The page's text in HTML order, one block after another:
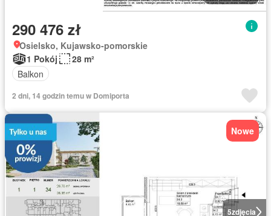
290 476 zł
Osielsko, Kujawsko-pomorskie
1 Pokój
28 m²
Balkon
2 dni, 14 godzin temu w Domiporta
5zdjęcia
Nowe